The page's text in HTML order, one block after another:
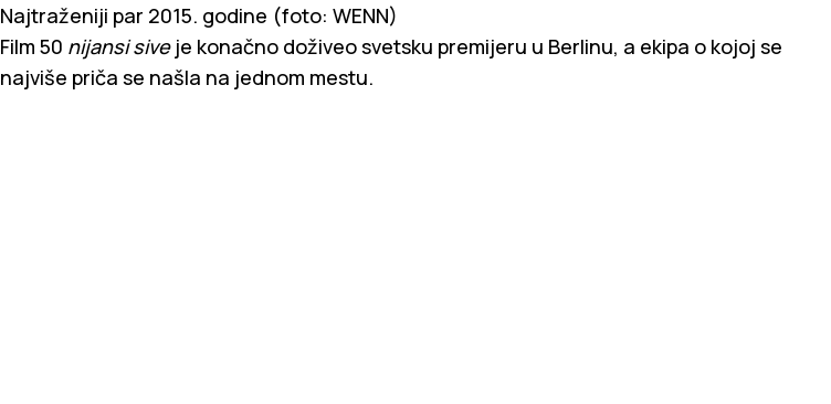
Najtraženiji par 2015. godine (foto: WENN)
Film 50 nijansi sive je konačno doživeo svetsku premijeru u Berlinu, a ekipa o kojoj se
najviše priča se našla na jednom mestu.